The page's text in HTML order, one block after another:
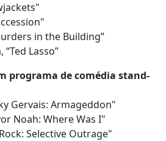
in the Building”
Lasso”
programa de comédia stand-
Gervais: Armageddon"
Noah: Where Was I"
Selective Outrage"